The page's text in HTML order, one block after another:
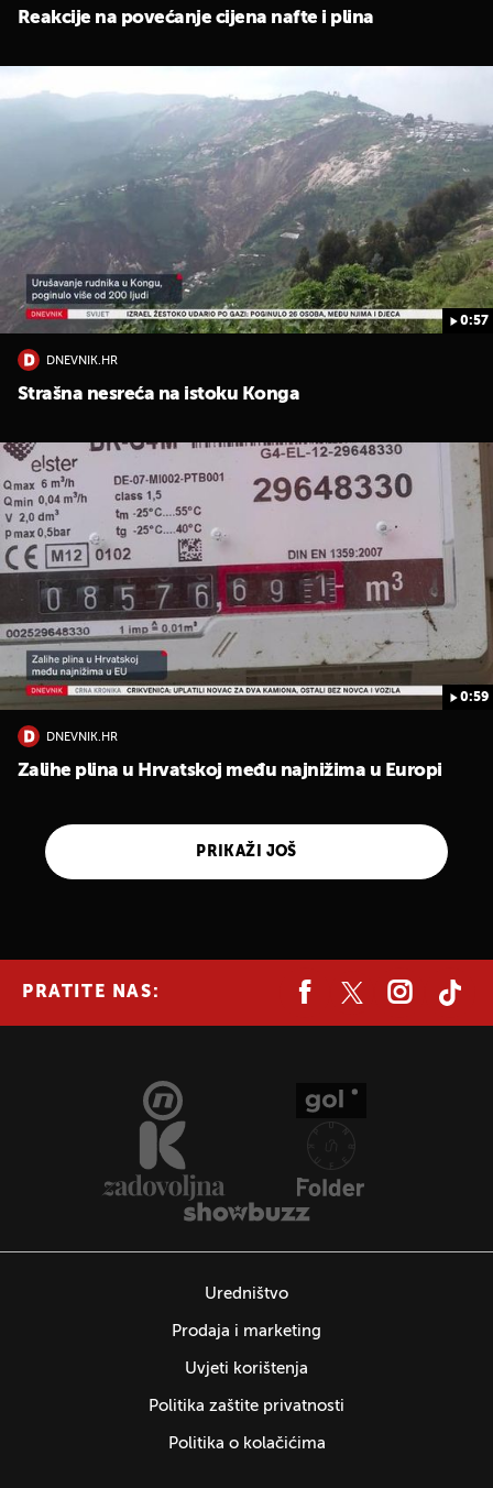
Reakcije na povećanje cijena nafte i plina
0:57
DNEVNIK.HR
Strašna nesreća na istoku Konga
0:59
DNEVNIK.HR
Zalihe plina u Hrvatskoj među najnižima u Europi
PRIKAŽI JOŠ
PRATITE NAS:
Uredništvo
Prodaja i marketing
Uvjeti korištenja
Politika zaštite privatnosti
Politika o kolačićima